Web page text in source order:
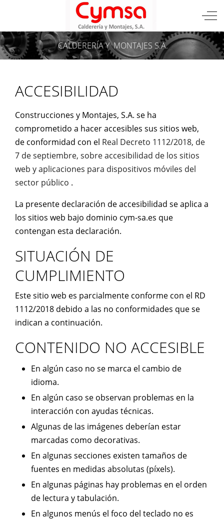
Mobile Menu Toggle
CALDERERÍA YMONTAJES S.A.
ACCESIBILIDAD
Construcciones y Montajes, S.A. se ha
comprometido a hacer accesibles sus sitios web,
de conformidad con el Real Decreto 1112/2018, de
7 de septiembre, sobre accesibilidad de los sitios
web y aplicaciones para dispositivos móviles del
sector público .
La presente declaración de accesibilidad se aplica a
los sitios web bajo dominio cym-sa.es que
contengan esta declaración.
SITUACIÓN DE
CUMPLIMIENTO
Este sitio web es parcialmente conforme con el RD
1112/2018 debido a las no conformidades que se
indican a continuación.
CONTENIDO NO ACCESIBLE
En algún caso no se marca el cambio de
idioma.
En algún caso se observan problemas en la
interacción con ayudas técnicas.
Algunas de las imágenes deberían estar
marcadas como decorativas.
En algunas secciones existen tamaños de
fuentes en medidas absolutas (píxels).
En algunas páginas hay problemas en el orden
de lectura y tabulación.
En algunos menús el foco del teclado no es